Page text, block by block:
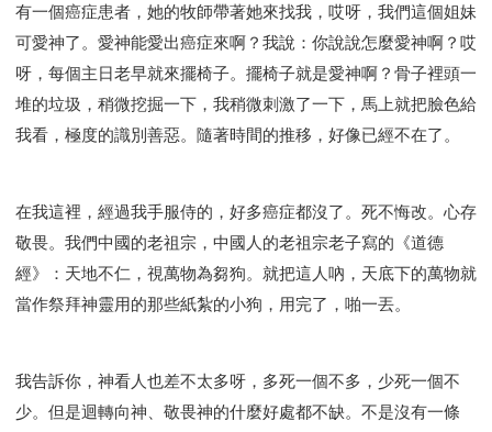
有一個癌症患者，她的牧師帶著她來找我，哎呀，我們這個姐妹
可愛神了。愛神能愛出癌症來啊？我說：你說說怎麼愛神啊？哎
呀，每個主日老早就來擺椅子。擺椅子就是愛神啊？骨子裡頭一
堆的垃圾，稍微挖掘一下，我稍微刺激了一下，馬上就把臉色給
我看，極度的識別善惡。隨著時間的推移，好像已經不在了。
在我這裡，經過我手服侍的，好多癌症都沒了。死不悔改。心存
敬畏。我們中國的老祖宗，中國人的老祖宗老子寫的《道德
經》：天地不仁，視萬物為芻狗。就把這人吶，天底下的萬物就
當作祭拜神靈用的那些紙紮的小狗，用完了，啪一丟。
我告訴你，神看人也差不太多呀，多死一個不多，少死一個不
少。但是迴轉向神、敬畏神的什麼好處都不缺。不是沒有一條